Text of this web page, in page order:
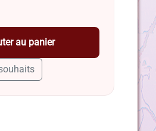
au panier